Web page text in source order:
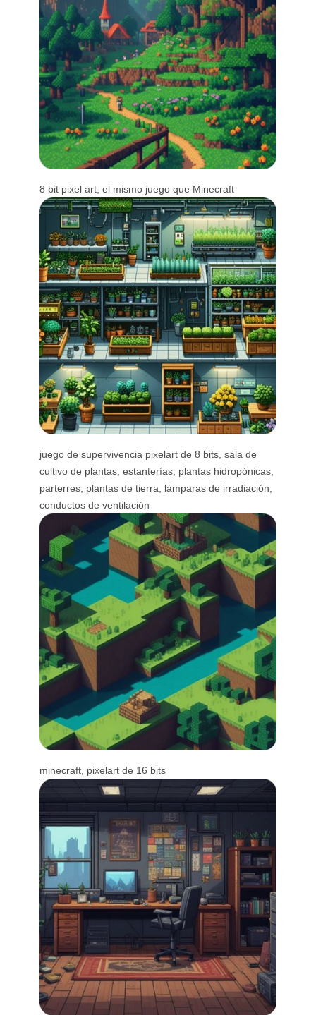
8 bit pixel art, el mismo juego que Minecraft
juego de supervivencia pixelart de 8 bits, sala de
cultivo de plantas, estanterías, plantas hidropónicas,
parterres, plantas de tierra, lámparas de irradiación,
conductos de ventilación
minecraft, pixelart de 16 bits